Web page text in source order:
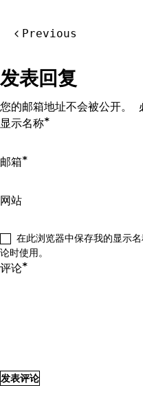
航
Previous
发表回复
您的邮箱地址不会被公开。
评论*
显示名称*
邮箱*
网站
在此浏览器中保存我的显示
论时使用。